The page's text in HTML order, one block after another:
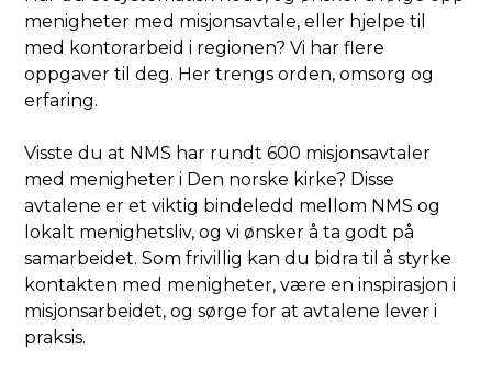
menigheter med misjonsavtale, eller hjelpe til
med kontorarbeid i regionen? Vi har flere
oppgaver til deg. Her trengs orden, omsorg og
erfaring.
Visste du at NMS har rundt 600 misjonsavtaler
med menigheter i Den norske kirke? Disse
avtalene er et viktig bindeledd mellom NMS og
lokalt menighetsliv, og vi ønsker å ta godt på
samarbeidet. Som frivillig kan du bidra til å styrke
kontakten med menigheter, være en inspirasjon i
misjonsarbeidet, og sørge for at avtalene lever i
praksis.